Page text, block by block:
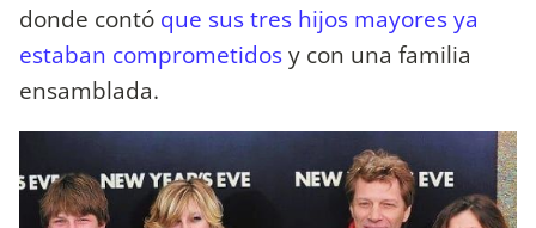
donde contó que sus tres hijos mayores ya
estaban comprometidosy con una familia
ensamblada.